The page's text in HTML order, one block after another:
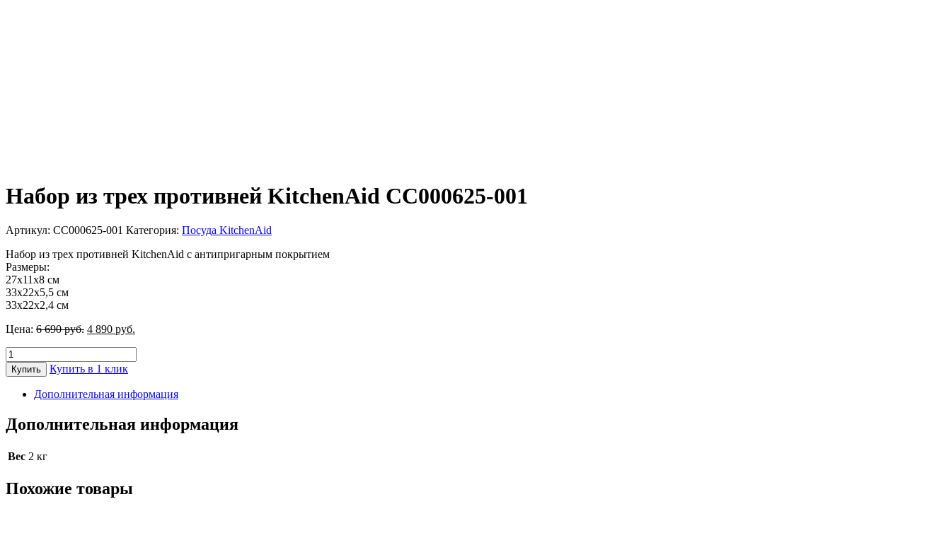
Набор из трех противней KitchenAid CC000625-001
Артикул: CC000625-001 Категория: Посуда KitchenAid
Набор из трех противней KitchenAid с антипригарным покрытием
Размеры:
27х11х8 см
33х22х5,5 см
33х22х2,4 см
Цена: 6 690руб. Первоначальная
6
4 890 руб.
Количество
товара
Набор
противней
KitchenAid
001
Купить Купить в 1 клик
Дополнительная информация
Дополнительная информация
Вес 2 кг
Похожие товары